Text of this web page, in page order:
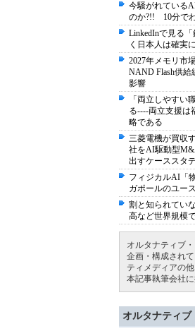
今騒がれている
のか?!! 10分で
LinkedInで見る
く日本人は確実
2027年メモリ市
NAND Flash供
影響
「両立しやすい
る----両立支援は
略である
三菱電機が買収
社をAI駆動型
出すケーススタ
フィジカルAI「
ガポールのユー
割と知られてい
高など世界規模
オルタナティブ
企画・構成され
ティメディアの
本記事執筆会社に
オルタナティ